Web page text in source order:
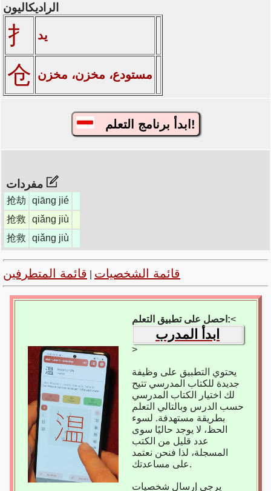
الراديكاليون
扌 يد
仓 مستودع، مخزن، مخزن
ابدأ برنامج التعلم!
抢劫
qiāng jié
抢救
qiǎng jiù
抢救
qiǎng jiù
قائمة الشخصيات قائمة المتطرفين
احصل على تطبيق التعلم:<
ابدأ المدرب
>
يحتوي التطبيق على وظيفة
جديدة للكتاب المدرسي تتيح
لك اختيار الكتاب المدرسي
حسب الدرس وبالتالي التعلم
بطريقة مستهدفة. لسوء
الحظ، لا يوجد حاليًا سوى
عدد قليل من الكتب
المسجلة، لذا فنحن نعتمد
على مساعدتك.
يرجى إرسال شخصيات